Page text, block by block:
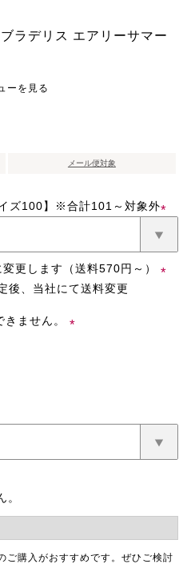
ラデリス エアリーサマー
ーを見る
メール便対象
ズ100】※合計101～対象外
(必
須)
更します（送料570円～）
後、当社にて送料変更
きません。
。
購入がおすすめです。ぜひご検討